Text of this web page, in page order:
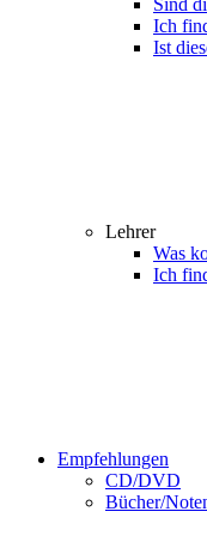
Sind
Ich
Ist
Lehrer
Was
Ich
Empfehlungen
CD/DVD
Bücher/